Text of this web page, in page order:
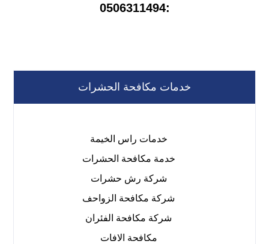
:0506311494
خدمات مكافحة الحشرات
خدمات راس الخيمة
خدمة مكافحة الحشرات
شركة رش حشرات
شركة مكافحة الزواحف
شركة مكافحة الفئران
مكافحة الافات